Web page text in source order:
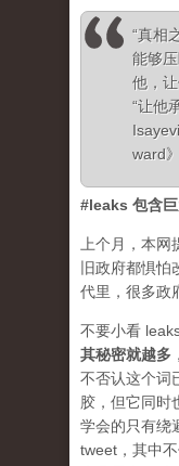
“真相
能够
他，
“让他
ward》
#leaks 包含
上个月，本
旧政府都惧
代里，很多政
不要小看
其秘密就越多
不否认这个词
胶，但它同时
学会的只有绕
tweet，其中